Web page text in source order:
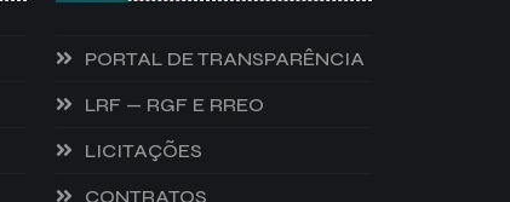
PORTAL DE TRANSPARÊNCIA
LRF — RGF E RREO
LICITAÇÕES
CONTRATOS